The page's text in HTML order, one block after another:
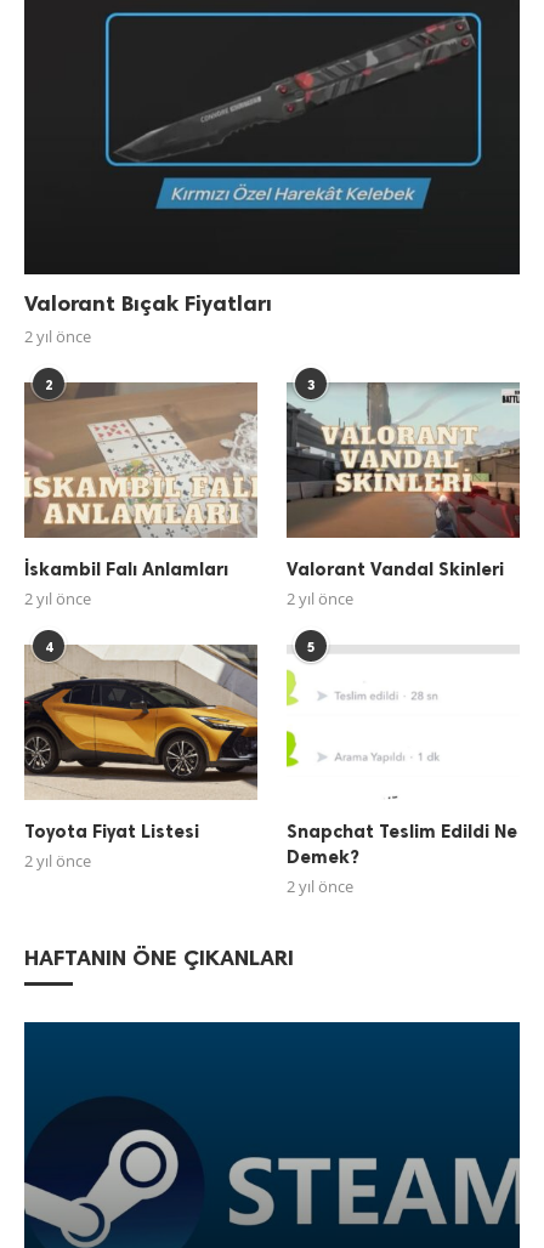
Valorant Bıçak Fiyatları
2 yıl önce
2
İskambil Falı Anlamları
2 yıl önce
3
Valorant Vandal Skinleri
2 yıl önce
4
Toyota Fiyat Listesi
2 yıl önce
5
Snapchat Teslim Edildi Ne
Demek?
2 yıl önce
HAFTANIN ÖNE ÇIKANLARI